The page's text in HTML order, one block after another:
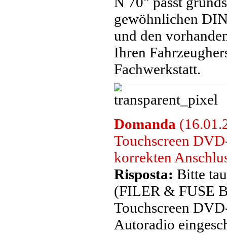
gewöhnlichen
und den
Ihren
Fachwerkstatt.
Domanda
Touchscreen
korrekten
Risposta: Bitte
(FILER & FUSE
Touchscreen
Autoradio